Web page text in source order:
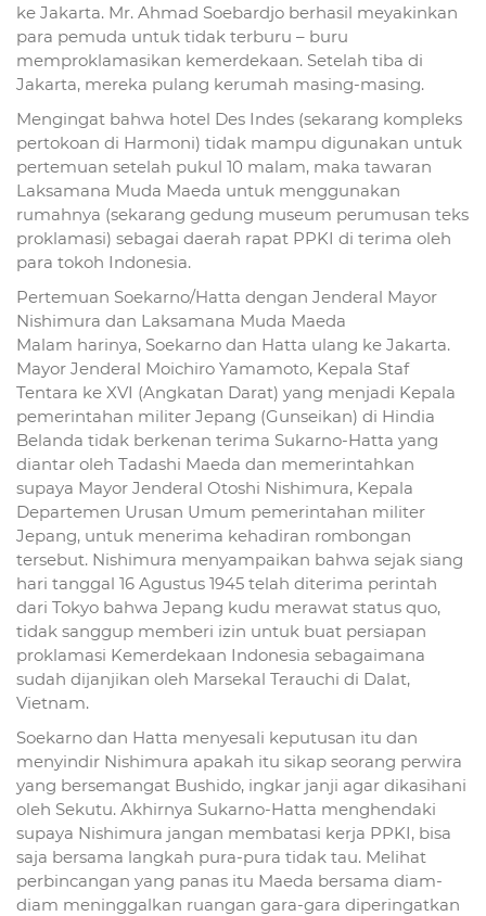
ke Jakarta. Mr. Ahmad Soebardjo berhasil meyakinkan
para pemuda untuk tidak terburu – buru
memproklamasikan kemerdekaan. Setelah tiba di
Jakarta, mereka pulang kerumah masing-masing.
Mengingat bahwa hotel Des Indes (sekarang kompleks
pertokoan di Harmoni) tidak mampu digunakan untuk
pertemuan setelah pukul 10 malam, maka tawaran
Laksamana Muda Maeda untuk menggunakan
rumahnya (sekarang gedung museum perumusan teks
proklamasi) sebagai daerah rapat PPKI di terima oleh
para tokoh Indonesia.
Pertemuan Soekarno/Hatta dengan Jenderal Mayor
Nishimura dan Laksamana Muda Maeda
Malam harinya, Soekarno dan Hatta ulang ke Jakarta.
Mayor Jenderal Moichiro Yamamoto, Kepala Staf
Tentara ke XVI (Angkatan Darat) yang menjadi Kepala
pemerintahan militer Jepang (Gunseikan) di Hindia
Belanda tidak berkenan terima Sukarno-Hatta yang
diantar oleh Tadashi Maeda dan memerintahkan
supaya Mayor Jenderal Otoshi Nishimura, Kepala
Departemen Urusan Umum pemerintahan militer
Jepang, untuk menerima kehadiran rombongan
tersebut. Nishimura menyampaikan bahwa sejak siang
hari tanggal 16 Agustus 1945 telah diterima perintah
dari Tokyo bahwa Jepang kudu merawat status quo,
tidak sanggup memberi izin untuk buat persiapan
proklamasi Kemerdekaan Indonesia sebagaimana
sudah dijanjikan oleh Marsekal Terauchi di Dalat,
Vietnam.
Soekarno dan Hatta menyesali keputusan itu dan
menyindir Nishimura apakah itu sikap seorang perwira
yang bersemangat Bushido, ingkar janji agar dikasihani
oleh Sekutu. Akhirnya Sukarno-Hatta menghendaki
supaya Nishimura jangan membatasi kerja PPKI, bisa
saja bersama langkah pura-pura tidak tau. Melihat
perbincangan yang panas itu Maeda bersama diam-
diam meninggalkan ruangan gara-gara diperingatkan